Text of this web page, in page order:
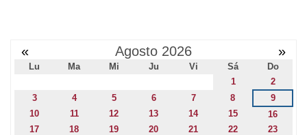
« Agosto 2026 »
Lu Ma Mi Ju Vi Sá
Do
1
2
3
4 5 6 7 8
9
10
11 12 13 14 15
16
17
18 19 20 21 22
23